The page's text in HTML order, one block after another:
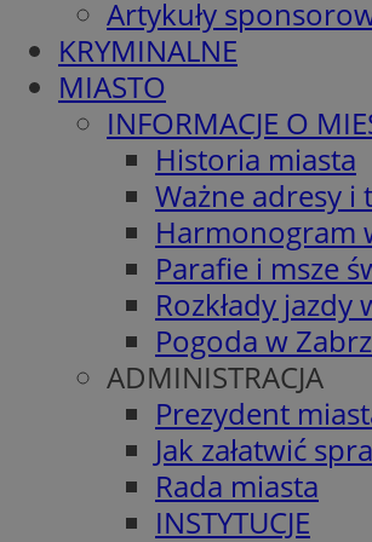
Artykuły
KRYMINALNE
MIASTO
INFORMACJE O
Historia miasta
Ważne adresy i
Harmonogram
Parafie i msze
Rozkłady jazdy
Pogoda w
ADMINISTRACJA
Prezydent
Jak załatwić
Rada miasta
INSTYTUCJE